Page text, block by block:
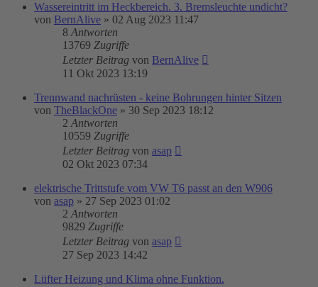
Wassereintritt im Heckbereich. 3. Bremsleuchte undicht?
von BernAlive » 02 Aug 2023 11:47
8 Antworten
13769 Zugriffe
Letzter Beitrag von BernAlive
11 Okt 2023 13:19
Trennwand nachrüsten - keine Bohrungen hinter Sitzen
von TheBlackOne » 30 Sep 2023 18:12
2 Antworten
10559 Zugriffe
Letzter Beitrag von asap
02 Okt 2023 07:34
elektrische Trittstufe vom VW T6 passt an den W906
von asap » 27 Sep 2023 01:02
2 Antworten
9829 Zugriffe
Letzter Beitrag von asap
27 Sep 2023 14:42
Lüfter Heizung und Klima ohne Funktion.